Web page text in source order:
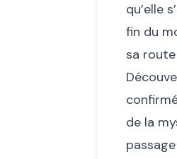
qu’elle
fin du
sa
de la